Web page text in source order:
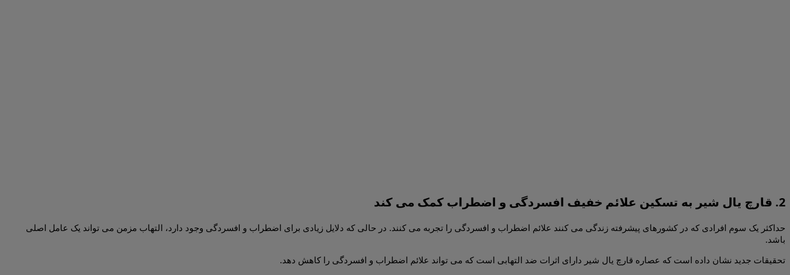
2. قارچ یال شیر به تسکین علائم خفیف افسردگی و اضطراب کمک می کند
حداکثر یک سوم افرادی که در کشورهای پیشرفته زندگی می کنند علائم اضطراب و افسردگی را تجربه می کنند. در حالی که دلایل زیادی برای اضطراب و افسردگی وجود دارد، التهاب مزمن می تواند یک عامل اصلی
باشد.
تحقیقات جدید نشان داده است که عصاره قارچ یال شیر دارای اثرات ضد التهابی است که می تواند علائم اضطراب و افسردگی را کاهش دهد.